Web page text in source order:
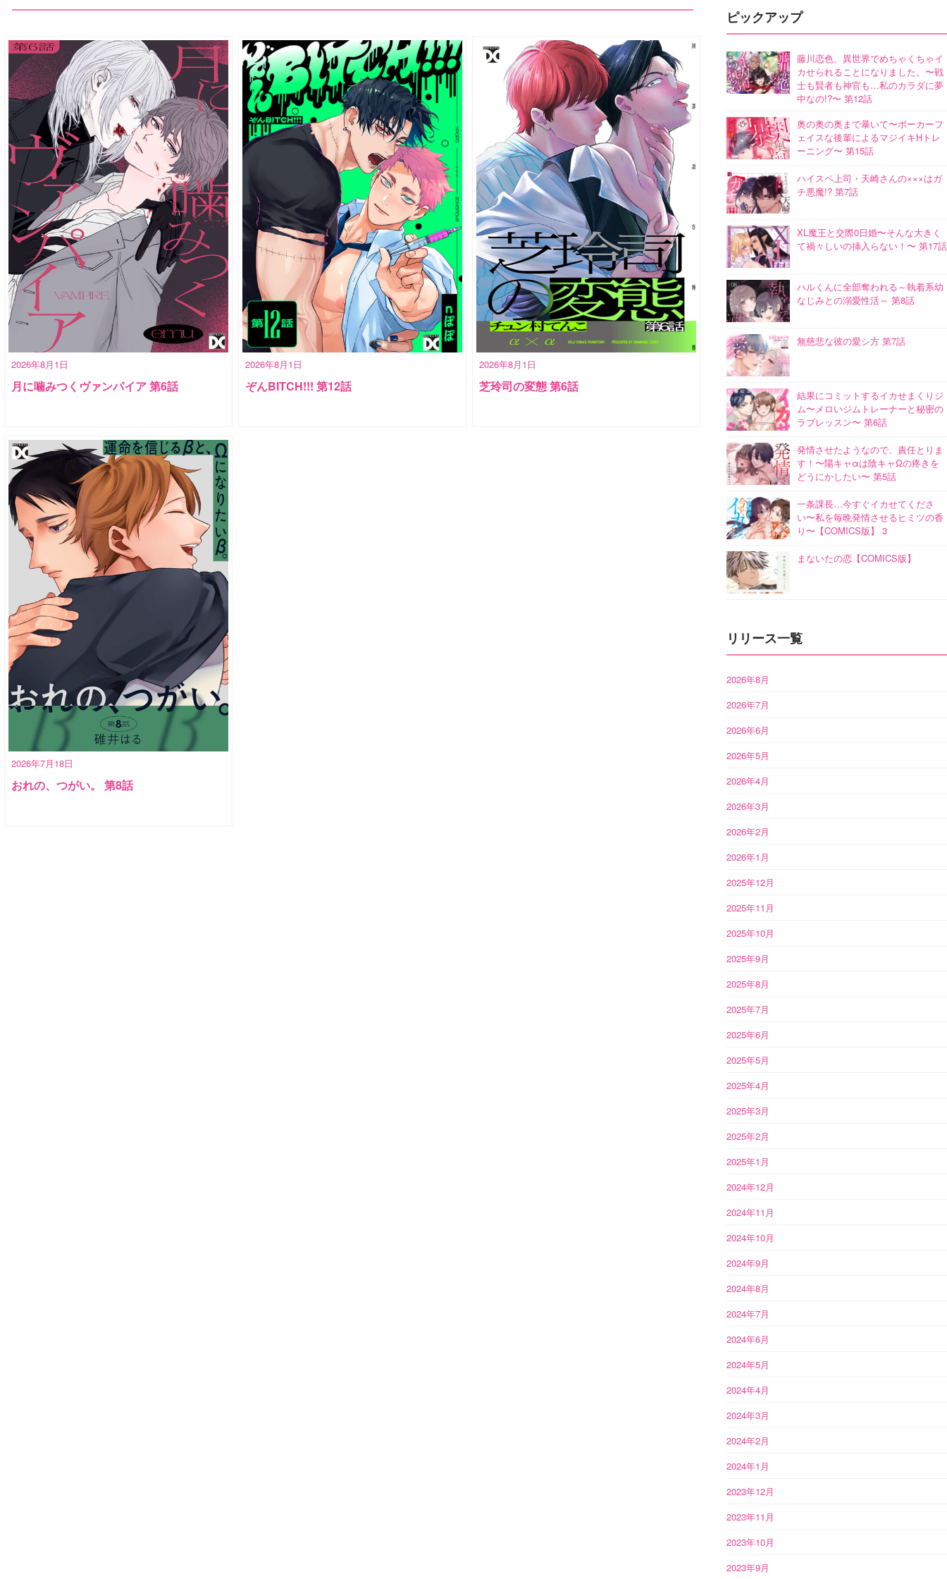
2026年8月1日
月に噛みつくヴァンパイア 第6話
2026年8月1日
ぞんBITCH!!! 第12話
2026年8月1日
芝玲司の変態 第6話
2026年7月18日
おれの、つがい。 第8話
ピックアップ
藤川恋色、異世界でめちゃくちゃイ
カせられることになりました。〜戦
士も賢者も神官も…私のカラダに夢
中なの!?〜 第12話
奥の奥の奥まで暴いて〜ポーカーフ
ェイスな後輩によるマジイキHトレ
ーニング〜 第15話
ハイスペ上司・天崎さんの×××はガ
チ悪魔!? 第7話
XL魔王と交際0日婚〜そんな大きく
て禍々しいの挿入らない！〜 第17話
ハルくんに全部奪われる～執着系幼
なじみとの溺愛性活～ 第8話
無慈悲な彼の愛シ方 第7話
結果にコミットするイカせまくりジ
ム〜メロいジムトレーナーと秘密の
ラブレッスン〜 第6話
発情させたようなので、責任とりま
す！〜陽キャαは陰キャΩの疼きを
どうにかしたい〜 第5話
一条課長…今すぐイカせてくださ
い〜私を毎晩発情させるヒミツの香
り〜【COMICS版】 3
まないたの恋【COMICS版】
リリース一覧
2026年8月
2026年7月
2026年6月
2026年5月
2026年4月
2026年3月
2026年2月
2026年1月
2025年12月
2025年11月
2025年10月
2025年9月
2025年8月
2025年7月
2025年6月
2025年5月
2025年4月
2025年3月
2025年2月
2025年1月
2024年12月
2024年11月
2024年10月
2024年9月
2024年8月
2024年7月
2024年6月
2024年5月
2024年4月
2024年3月
2024年2月
2024年1月
2023年12月
2023年11月
2023年10月
2023年9月